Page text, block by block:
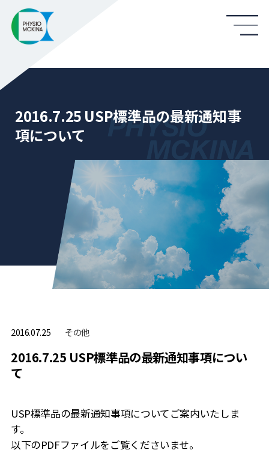
2016.7.25 USP標準品の最新通知事
項について
2016.07.25 その他
2016.7.25 USP標準品の最新通知事項につい
て
USP標準品の最新通知事項についてご案内いたしま
す。
以下のPDFファイルをご覧くださいませ。